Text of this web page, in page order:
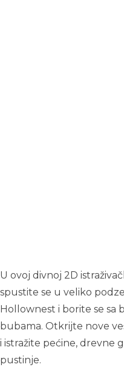
U ovoj divnoj 2D
spustite se u veliko
Hollownest i borite se sa
bubama. Otkrijte nove
i istražite pećine, drevne
pustinje.